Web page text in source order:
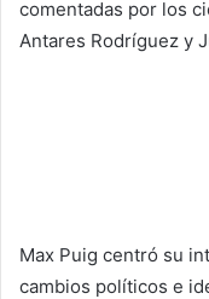
comentadas por los
Antares Rodríguez y
Max Puig centró su
cambios políticos e